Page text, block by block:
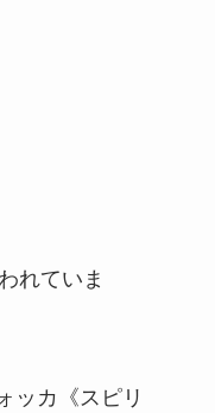
れていま
ッカ《スピリ